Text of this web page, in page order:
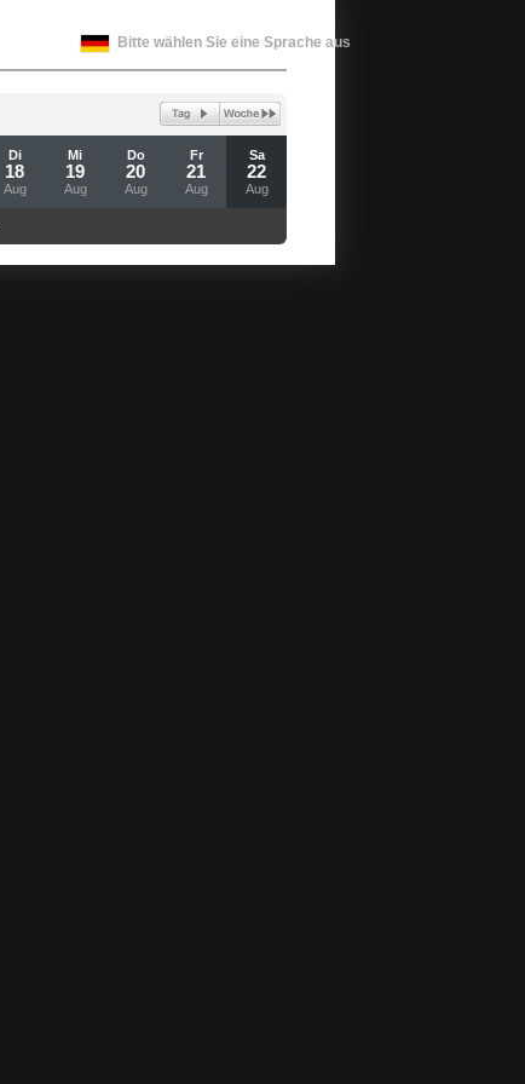
Bitte wählen Sie eine Sprache aus
Di
18
Aug
Mi
19
Aug
Do
20
Aug
Fr
21
Aug
Sa
22
Aug